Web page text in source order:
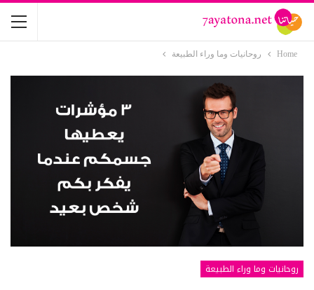
Home روحانيات وما وراء الطبيعة
روحانيات وما وراء الطبيعة